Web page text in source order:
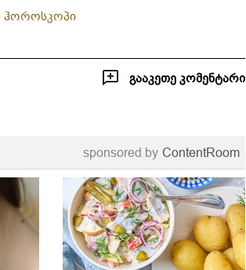
ჰოროსკოპი
გააკეთე კომენტარი
sponsored by ContentRoom